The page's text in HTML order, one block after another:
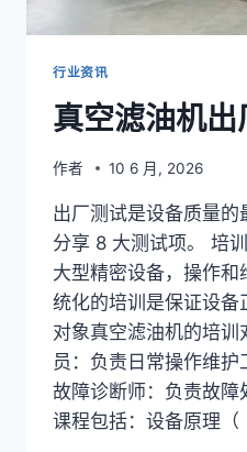
行业资讯
真空滤油机出
作者 10 6 月, 2026
出厂测试是设备质量
分享 8 大测试项。 培
大型精密设备，操作
统化的培训是保证设备
对象真空滤油机的培
员：负责日常操作维
故障诊断师：负责故障
课程包括：设备原理（